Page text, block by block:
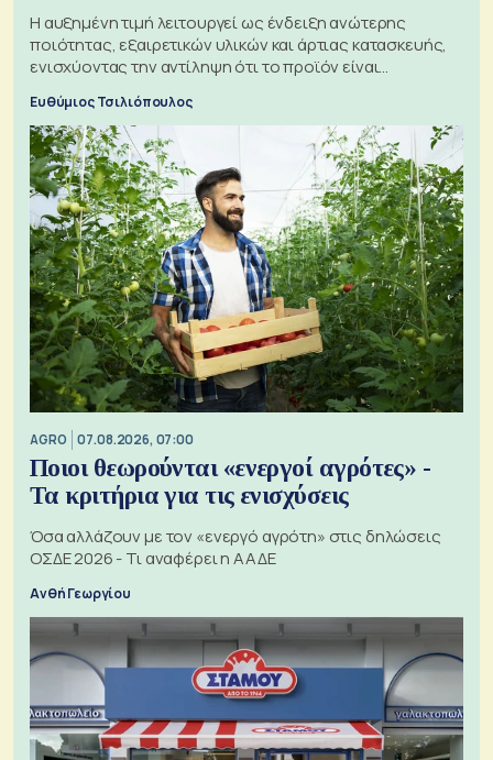
Η αυξημένη τιμή λειτουργεί ως ένδειξη ανώτερης
ποιότητας, εξαιρετικών υλικών και άρτιας κατασκευής,
ενισχύοντας την αντίληψη ότι το προϊόν είναι
ξεχωριστό
Ευθύμιος Τσιλιόπουλος
AGRO 07.08.2026, 07:00
Ποιοι θεωρούνται «ενεργοί αγρότες» -
Τα κριτήρια για τις ενισχύσεις
Όσα αλλάζουν με τον «ενεργό αγρότη» στις δηλώσεις
ΟΣΔΕ 2026 - Τι αναφέρει η ΑΑΔΕ
Ανθή Γεωργίου